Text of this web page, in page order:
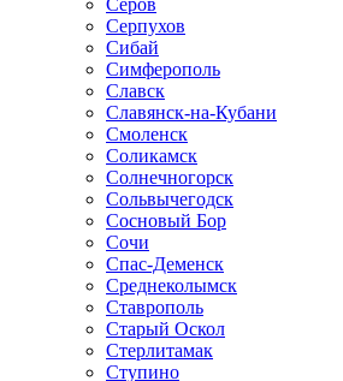
Серов
Серпухов
Сибай
Симферополь
Славск
Славянск-на-Кубани
Смоленск
Соликамск
Солнечногорск
Сольвычегодск
Сосновый Бор
Сочи
Спас-Деменск
Среднеколымск
Ставрополь
Старый Оскол
Стерлитамак
Ступино